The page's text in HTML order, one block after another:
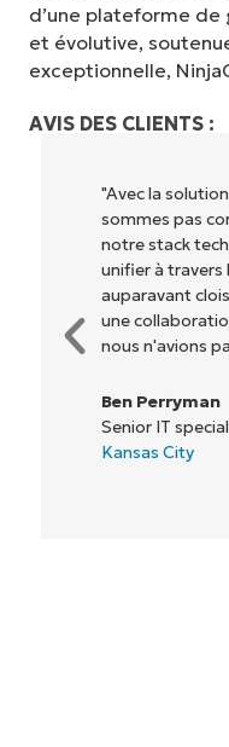
d’une plateforme
et évolutive,
exceptionnelle,
AVIS DES CLIENTS :
"NinjaOne
qu'aux
lesquels
rentables.
Rory McCune
Directeur